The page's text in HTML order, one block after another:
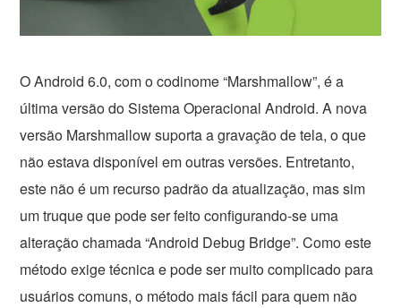
O Android 6.0, com o codinome “Marshmallow”, é a
última versão do Sistema Operacional Android. A nova
versão Marshmallow suporta a gravação de tela, o que
não estava disponível em outras versões. Entretanto,
este não é um recurso padrão da atualização, mas sim
um truque que pode ser feito configurando-se uma
alteração chamada “Android Debug Bridge”. Como este
método exige técnica e pode ser muito complicado para
usuários comuns, o método mais fácil para quem não